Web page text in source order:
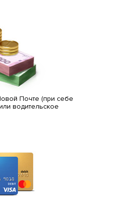
Почте (при себе
водительское